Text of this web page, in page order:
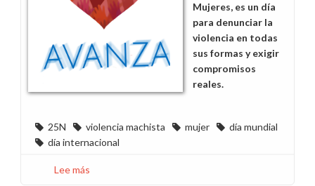
Mujeres, es un día
para denunciar la
violencia en todas
sus formas y exigir
compromisos
reales.
25N violencia machista mujer
día mundial
día internacional
Lee más